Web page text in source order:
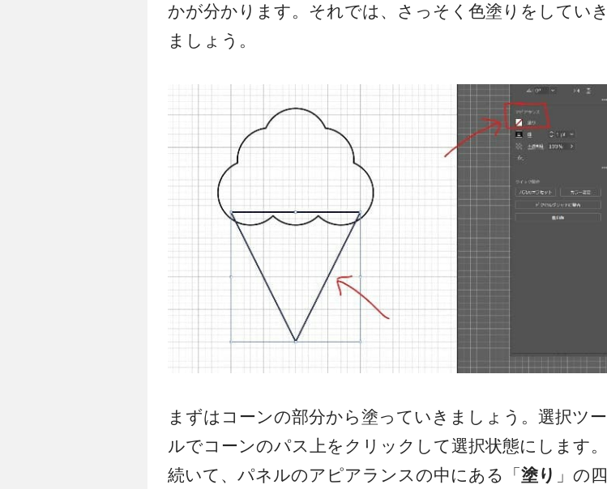
かが分かります。それでは、さっそく色塗りをしていき
ましょう。
まずはコーンの部分から塗っていきましょう。選択ツー
ルでコーンのパス上をクリックして選択状態にします。
続いて、パネルのアピアランスの中にある「 塗り 」の四